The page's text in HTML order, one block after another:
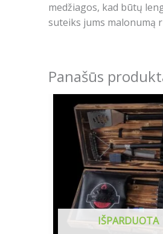
medžiagos, kad būtų
suteiks jums malonumą
Panašūs
IŠPARDUOTA
This
product
has
The
options
may
be